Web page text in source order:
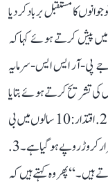
کا مستقبل برباد کر دیا
پیش کرتے ہوئے کہا کہ
جے پی-آر ایس ایس-سرمایہ
تشریح کرتے ہوئے بتایا
کہ ’’1. پیسہ: اڈانی کی آمدنی 10 سال میں 30 گنا بڑھی۔ 2. اقتدار: 10 سالوں میں بی
جے پی کا بینک بیلنس 150 کروڑ روپے سے بڑھ کر 10 ہزار کروڑ روپے ہو گیا ہے۔ 3.
پھر وہ کہتے ہیں کہ